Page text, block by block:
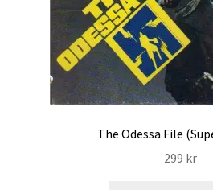
The Odessa File
299 kr